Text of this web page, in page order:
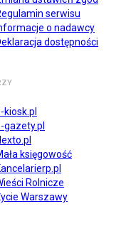
serwisu
o nadawcy
dostępności
kiosk.pl
gazety.pl
księgowość
Rolnicze
Warszawy